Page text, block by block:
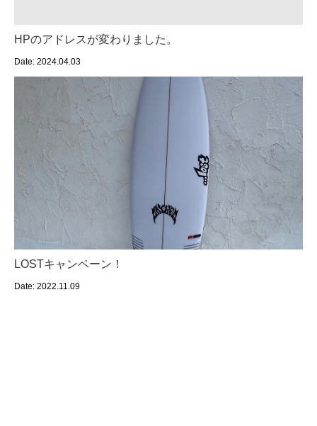
HPのアドレスが変わりました。
Date: 2024.04.03
LOSTキャンペーン！
Date: 2022.11.09